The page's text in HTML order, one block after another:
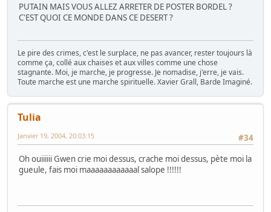
PUTAIN MAIS VOUS ALLEZ ARRETER DE POSTER BORDEL ?
C'EST QUOI CE MONDE DANS CE DESERT ?
Le pire des crimes, c'est le surplace, ne pas avancer, rester toujours là
comme ça, collé aux chaises et aux villes comme une chose
stagnante. Moi, je marche, je progresse. Je nomadise, j'erre, je vais.
Toute marche est une marche spirituelle. Xavier Grall, Barde Imaginé.
Tulia
#34
Janvier 19, 2004, 20:03:15
Oh ouiiiiii Gwen crie moi dessus, crache moi dessus, pète moi la
gueule, fais moi maaaaaaaaaaaal salope !!!!!!